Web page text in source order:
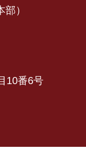
）
10番6号